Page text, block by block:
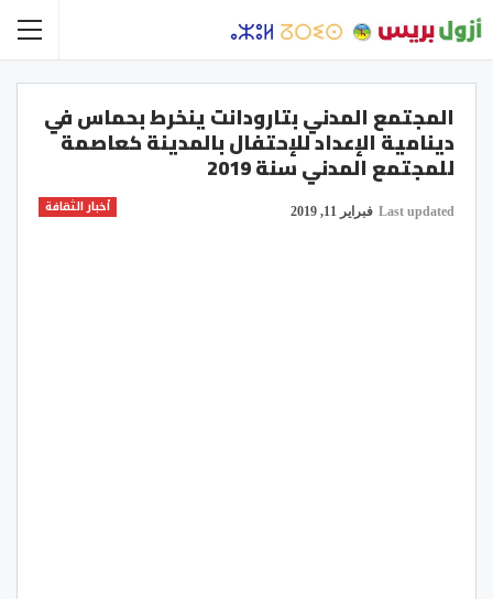
المجتمع المدني بتارودانت ينخرط بحماس في
دينامية الإعداد للإحتفال بالمدينة كعاصمة
للمجتمع المدني سنة 2019
أخبار الثقافة Last updated فبراير 11, 2019